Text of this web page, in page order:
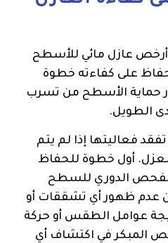
أرخص عازل مائي للأسطح
على كفاءته خطوة
حماية الأسطح من تسرب
الطويل.
فعاليتها إذا لم يتم
أول خطوة للحفاظ
الدوري للسطح
عدم ظهور أي تشققات أو
عوامل الطقس أو حركة
المبكر في اكتشاف أي